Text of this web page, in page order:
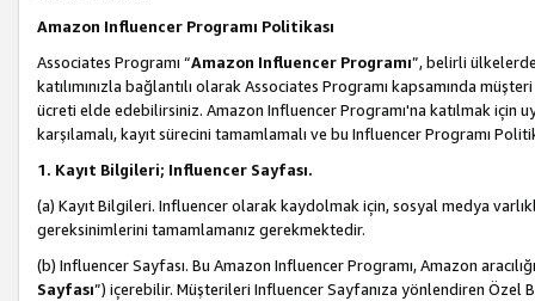
Amazon Influencer Programı Politikası
Associates Programı “Amazon Influencer Programı”, belirli
katılımınızla bağlantılı olarak Associates Programı kapsamında
ücreti elde edebilirsiniz. Amazon Influencer Programı'na katılmak için
karşılamalı, kayıt sürecini tamamlamalı ve bu Influencer Programı
1. Kayıt Bilgileri; Influencer Sayfası.
(a) Kayıt Bilgileri. Influencer olarak kaydolmak için, sosyal medya
gereksinimlerini tamamlamanız gerekmektedir.
(b) Influencer Sayfası. Bu Amazon Influencer Programı, Amazon
Sayfası”) içerebilir. Müşterileri Influencer Sayfanıza yönlendiren Özel